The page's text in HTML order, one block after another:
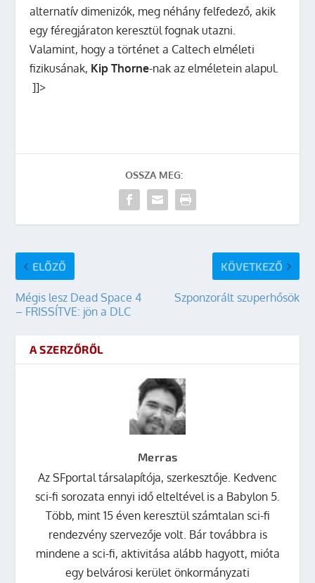
alternatív dimenizók, meg néhány felfedező, akik
egy féregjáraton keresztül fognak utazni.
Valamint, hogy a történet a Caltech elméleti
fizikusának, Kip Thorne-nak az elméletein alapul.
]]>
OSSZA MEG:
ELŐZŐ
Mégis lesz Dead Space 4
– FRISSÍTVE: jön a DLC
KÖVETKEZŐ
Szponzorált szuperhősök
A SZERZŐRŐL
Merras
Az SFportal társalapítója, szerkesztője. Kedvenc
sci-fi sorozata ennyi idő elteltével is a Babylon 5.
Több, mint 15 éven keresztül számtalan sci-fi
rendezvény szervezője volt. Bár továbbra is
mindene a sci-fi, aktivitása alább hagyott, mióta
egy belvárosi kerület önkormányzati